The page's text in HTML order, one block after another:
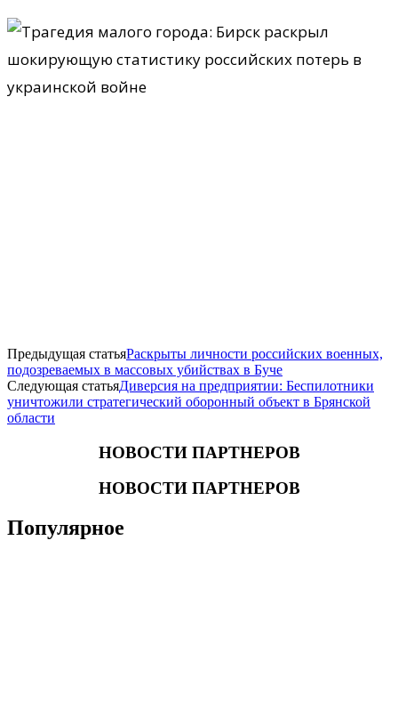
Предыдущая статьяРаскрыты личности российских военных,
подозреваемых в массовых убийствах в Буче
Следующая статьяДиверсия на предприятии: Беспилотники
уничтожили стратегический оборонный объект в Брянской
области
НОВОСТИ ПАРТНЕРОВ
НОВОСТИ ПАРТНЕРОВ
Популярное